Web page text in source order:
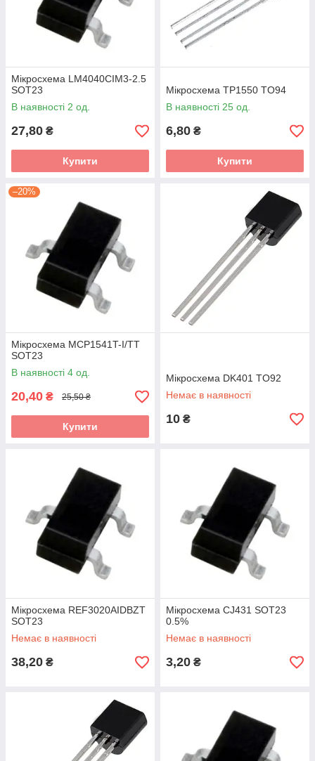
Мікросхема LM4040CIM3-2.5
SOT23
В наявності 2 од.
27,80 ₴
Купити
Мікросхема TP1550 TO94
В наявності 25 од.
6,80 ₴
Купити
–20%
Мікросхема MCP1541T-I/TT
SOT23
В наявності 4 од.
20,40 ₴ 25,50 ₴
Купити
Мікросхема DK401 TO92
Немає в наявності
10 ₴
Мікросхема REF3020AIDBZT
SOT23
Немає в наявності
38,20 ₴
Мікросхема CJ431 SOT23
0.5%
Немає в наявності
3,20 ₴